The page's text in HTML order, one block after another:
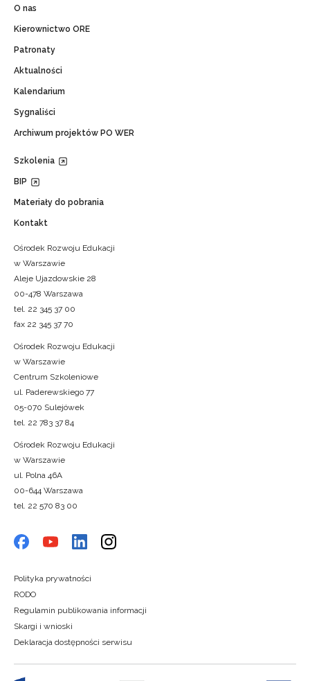
O nas
Kierownictwo ORE
Patronaty
Aktualności
Kalendarium
Sygnaliści
Archiwum projektów PO WER
Szkolenia
BIP
Materiały do pobrania
Kontakt
Ośrodek Rozwoju Edukacji
w Warszawie
Aleje Ujazdowskie 28
00-478 Warszawa
tel. 22 345 37 00
fax 22 345 37 70
Ośrodek Rozwoju Edukacji
w Warszawie
Centrum Szkoleniowe
ul. Paderewskiego 77
05-070 Sulejówek
tel. 22 783 37 84
Ośrodek Rozwoju Edukacji
w Warszawie
ul. Polna 46A
00-644 Warszawa
tel. 22 570 83 00
Polityka prywatności
RODO
Regulamin publikowania informacji
Skargi i wnioski
Deklaracja dostępności serwisu